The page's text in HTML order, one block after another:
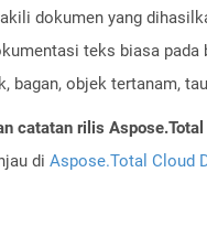
dokumen yang
teks biasa
bagan, objek tertanam,
catatan rilis
di Aspose.Total Cloud